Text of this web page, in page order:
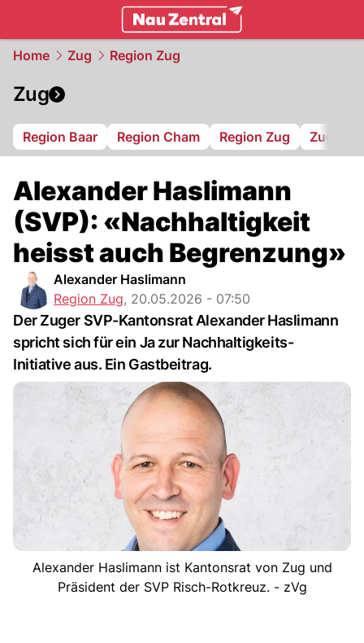
Home Zug Region Zug
Zug
Region Baar Region Cham Region Zug Zug 94
Alexander Haslimann
(SVP): «Nachhaltigkeit
heisst auch Begrenzung»
Alexander Haslimann
Region Zug, 20.05.2026 - 07:50
Der Zuger SVP-Kantonsrat Alexander Haslimann
spricht sich für ein Ja zur Nachhaltigkeits-
Initiative aus. Ein Gastbeitrag.
Alexander Haslimann ist Kantonsrat von Zug und
Präsident der SVP Risch-Rotkreuz. - zVg